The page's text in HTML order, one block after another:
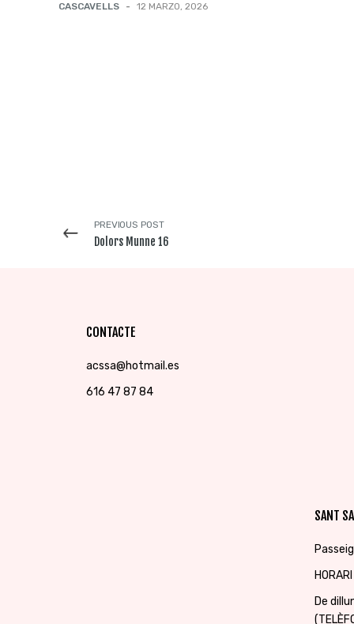
CASCAVELLS - 12 MARZO, 2026
PREVIOUS POST
Dolors Munne 16
CONTACTE
acssa@hotmail.es
616 47 87 84
SANT
De